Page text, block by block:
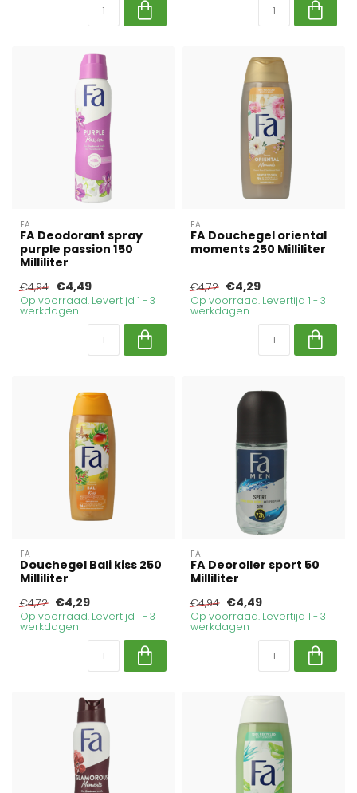
FA
FA Deodorant spray
purple passion 150
Milliliter
€4,94 €4,49
Op voorraad. Levertijd 1 - 3
werkdagen
FA
FA Douchegel oriental
moments 250 Milliliter
€4,72 €4,29
Op voorraad. Levertijd 1 - 3
werkdagen
FA
Douchegel Bali kiss 250
Milliliter
€4,72 €4,29
Op voorraad. Levertijd 1 - 3
werkdagen
FA
FA Deoroller sport 50
Milliliter
€4,94 €4,49
Op voorraad. Levertijd 1 - 3
werkdagen